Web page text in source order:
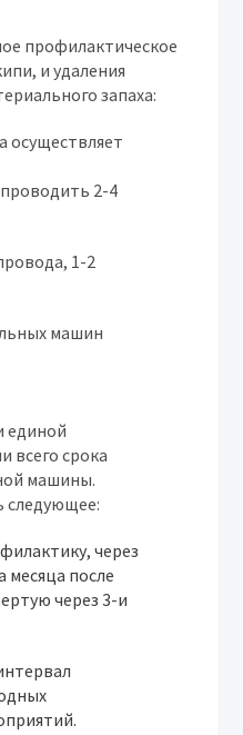
профилактическое
и удаления
запаха:
осуществляет
2-4
1-2
единой
всего срока
машины.
следующее:
через
месяца после
через 3-и